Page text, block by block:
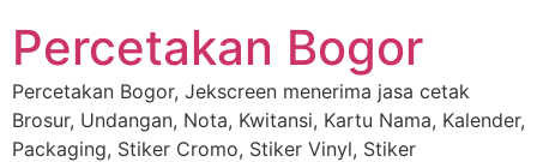
Percetakan Bogor
Percetakan Bogor, Jekscreen menerima jasa cetak
Brosur, Undangan, Nota, Kwitansi, Kartu Nama, Kalender,
Packaging, Stiker Cromo, Stiker Vinyl, Stiker